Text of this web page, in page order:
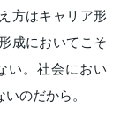
方はキャリア形
成においてこそ
い。社会におい
のだから。